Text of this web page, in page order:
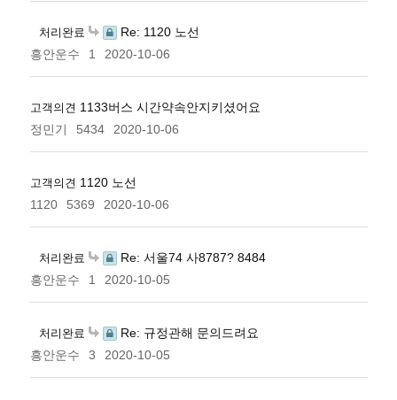
처리완료
Re: 1120 노선
흥안운수
1 2020-10-06
고객의견 1133버스 시간약속안지키셨어요
정민기
5434 2020-10-06
고객의견 1120 노선
1120
5369 2020-10-06
처리완료
Re: 서울74 사8787? 8484
흥안운수
1 2020-10-05
처리완료
Re: 규정관해 문의드려요
흥안운수
3 2020-10-05